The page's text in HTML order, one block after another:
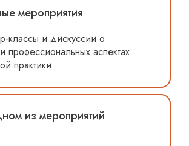
мероприятия
классы и дискуссии о
профессиональных аспектах
практики.
из мероприятий